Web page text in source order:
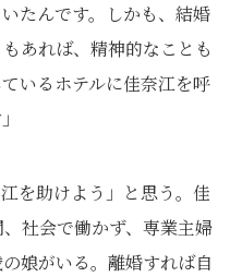
たんです。しかも、結婚
あれば、精神的なことも
いるホテルに佳奈江を呼
を助けよう」と思う。佳
社会で働かず、専業主婦
娘がいる。離婚すれば自